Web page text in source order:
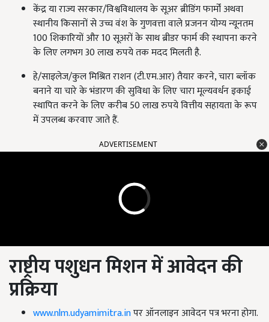
केंद्र या राज्य सरकार/विश्वविधालय के सूअर ब्रीडिंग फार्मों अथवा
स्थानीय किसानों से उच्च वंश के गुणवत्ता वाले प्रजनन योग्य न्यूनतम
100 शिकारियों और 10 सूअरों के साथ ब्रीडर फार्म की स्थापना करने
के लिए लगभग 30 लाख रुपये तक मदद मिलती है.
हे/साइलेज/कुल मिश्रित राशन (टी.एम.आर) तैयार करने,चारा ब्लॉक
बनाने या चारे के भंडारण की सुविधा के लिए चारा मूल्यवर्धन इकाई
स्थापित करने के लिए करीब 50 लाख रुपये वित्तीय सहायता के रूप
में उपलब्ध करवाए जाते हैं.
ADVERTISEMENT
राष्ट्रीय पशुधन मिशन में आवेदन की
प्रक्रिया
www.nlm.udyamimitra.inपर ऑनलाइन आवेदन पत्र भरना होगा.